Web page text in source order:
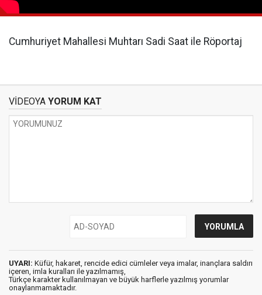
Cumhuriyet Mahallesi Muhtarı Sadi Saat ile Röportaj
VİDEOYA YORUM KAT
UYARI: Küfür, hakaret, rencide edici cümleler veya imalar, inançlara saldırı
içeren, imla kuralları ile yazılmamış,
Türkçe karakter kullanılmayan ve büyük harflerle yazılmış yorumlar
onaylanmamaktadır.